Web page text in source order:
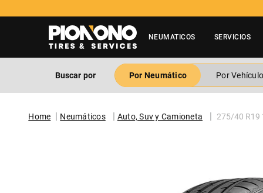
NEUMATICOS SERVICIOS
Buscar por Por Neumático Por
Neumáticos Auto, Suv y Camioneta 275/40 R19